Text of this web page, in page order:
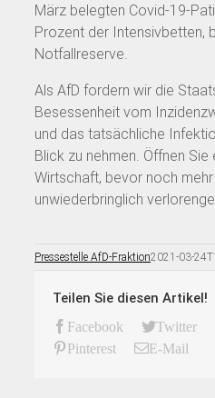
März belegten Covid-19-
Prozent der Intensivbetten,
Notfallreserve.
Als AfD fordern wir die
Besessenheit vom
und das tatsächliche
Blick zu nehmen. Öffnen Sie
Wirtschaft, bevor noch
unwiederbringlich
Pressestelle AfD-Fraktion2021-03-
Teilen Sie diesen Artikel!
Facebook Twitter
Pinterest
E-Mail